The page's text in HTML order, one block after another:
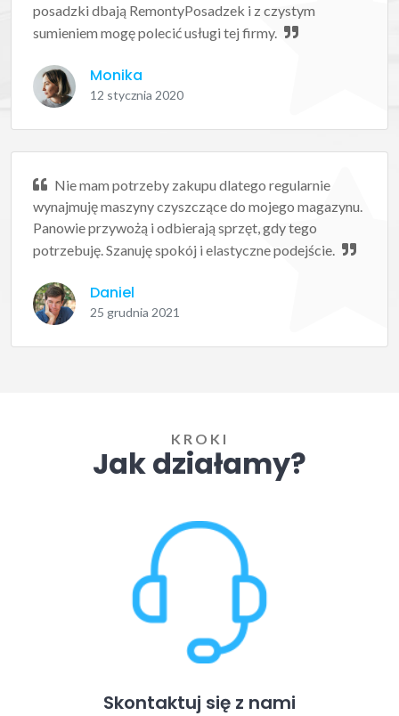
posadzki dbają RemontyPosadzek i z czystym
sumieniem mogę polecić usługi tej firmy.
Monika
12 stycznia 2020
Nie mam potrzeby zakupu dlatego regularnie
wynajmuję maszyny czyszczące do mojego magazynu.
Panowie przywożą i odbierają sprzęt, gdy tego
potrzebuję. Szanuję spokój i elastyczne podejście.
Daniel
25 grudnia 2021
KROKI
Jak działamy?
Skontaktuj się z nami